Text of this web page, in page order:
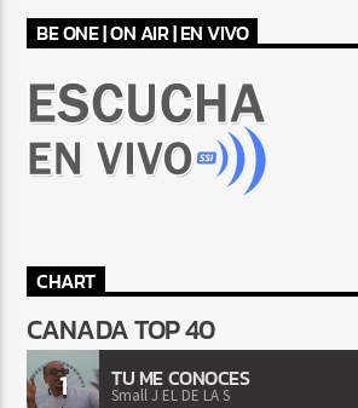
BE ONE | ON AIR | EN VIVO
CHART
CANADA TOP 40
1 TU ME CONOCES
Small J EL DE LA S